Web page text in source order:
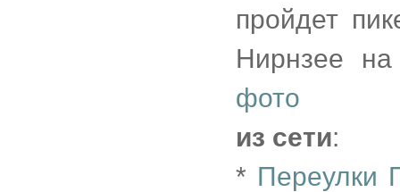
пройдет
Нирнзее
фото
из сети:
* Переулки